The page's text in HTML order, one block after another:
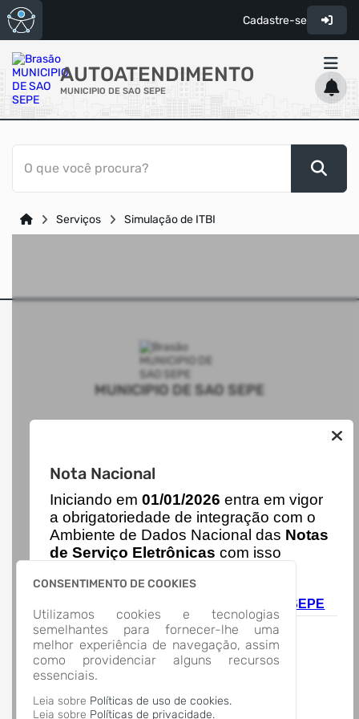
Cadastre-se
AUTOATENDIMENTO
MUNICIPIO DE SAO SEPE
ACESSO RÁPIDO
Acessibilidade
Transparência
O que você procura?
Serviços Simulação de ITBI
CONSENTIMENTO DE COOKIES
Utilizamos cookies e tecnologias
semelhantes para fornecer-lhe uma
melhor experiência de navegação, assim
como providenciar alguns recursos
essenciais.
Leia sobre Políticas de uso de cookies.
Leia sobre Políticas de privacidade.
Nota Nacional
Iniciando em01/01/2026 entra em vigor
a obrigatoriedade de integração com o
Ambiente de Dados Nacional das Notas
de Serviço Eletrônicas com isso
acesse o link abaixo e saiba mais.
Autoatendimento - MUNICIPIO DE SAO SEPE
MUNICIPIO DE SAO SEPE
ACESSO RÁPIDO
Acesso à Informação
Cidadão
Transparência
LOCALIZAÇÃO
São Sepé/
Abrir no Mapa
CONTATOS
08000900129
saosepe@saosepe.rs.gov.br
Segunda-feira a Sexta-feira8:30 às 11:30 - 13:30 às 16:30